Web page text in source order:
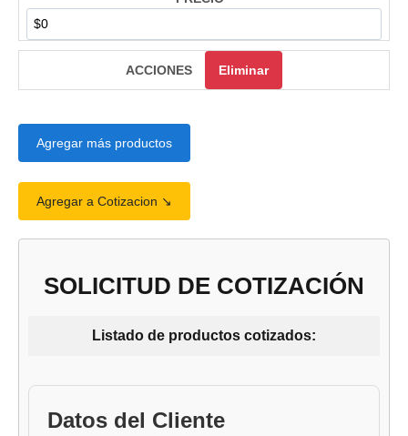
Eliminar
Agregar más productos
Agregar a Cotizacion ↘︎
SOLICITUD DE COTIZACIÓN
Listado de productos cotizados:
Datos del Cliente